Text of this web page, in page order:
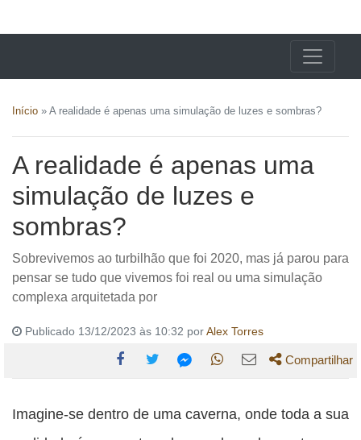
Início » A realidade é apenas uma simulação de luzes e sombras?
A realidade é apenas uma
simulação de luzes e
sombras?
Sobrevivemos ao turbilhão que foi 2020, mas já parou para
pensar se tudo que vivemos foi real ou uma simulação
complexa arquitetada por
Publicado 13/12/2023 às 10:32 porAlex Torres
esta
publicação
esta
publicação
esta esta
publicação
esta
publicação
Compartilhar
Imagine-se dentro de uma caverna, onde toda a sua